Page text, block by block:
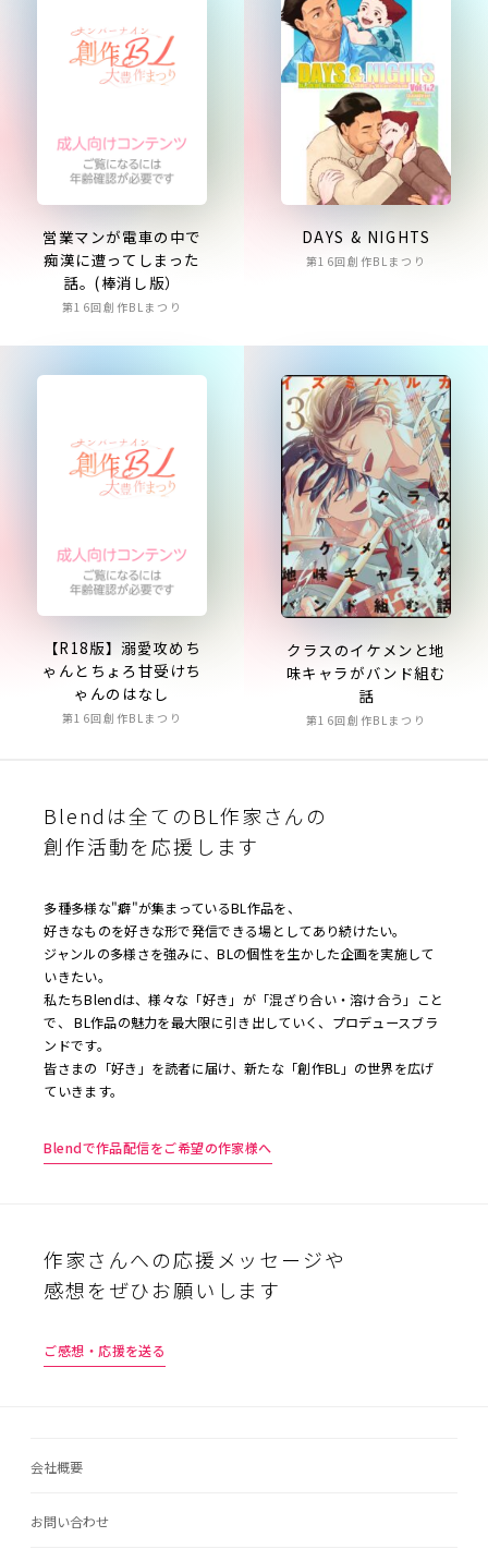
営業マンが電車の中で
痴漢に遭ってしまった
話。(棒消し版）
第16回創作BLまつり
DAYS & NIGHTS
第16回創作BLまつり
【R18版】溺愛攻めち
ゃんとちょろ甘受けち
ゃんのはなし
第16回創作BLまつり
クラスのイケメンと地
味キャラがバンド組む
話
第16回創作BLまつり
Blendは全てのBL作家さんの
創作活動を応援します
多種多様な"癖"が集まっているBL作品を、
好きなものを好きな形で発信できる場としてあり続けたい。
ジャンルの多様さを強みに、BLの個性を生かした企画を実施して
いきたい。
私たちBlendは、様々な「好き」が「混ざり合い・溶け合う」こと
で、 BL作品の魅力を最大限に引き出していく、プロデュースブラ
ンドです。
皆さまの「好き」を読者に届け、新たな「創作BL」の世界を広げ
ていきます。
Blendで作品配信をご希望の作家様へ
作家さんへの応援メッセージや
感想をぜひお願いします
ご感想・応援を送る
会社概要
お問い合わせ